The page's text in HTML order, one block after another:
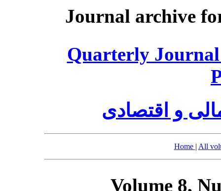
Journal archive
Quarterly
و اقتصادی
Home | All
Volume 8,